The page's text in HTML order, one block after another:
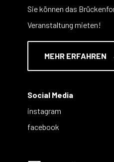
Sie können das
Veranstaltung mieten!
MEHR ERFAHREN
Social Media
instagram
facebook